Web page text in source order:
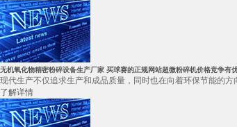
无机氧化物精密粉碎设备生产厂家 买球赛的正规网站超微粉碎机价格竞争有
现代生产不仅追求生产和成品质量，同时也在向着环保节能的
了解详情